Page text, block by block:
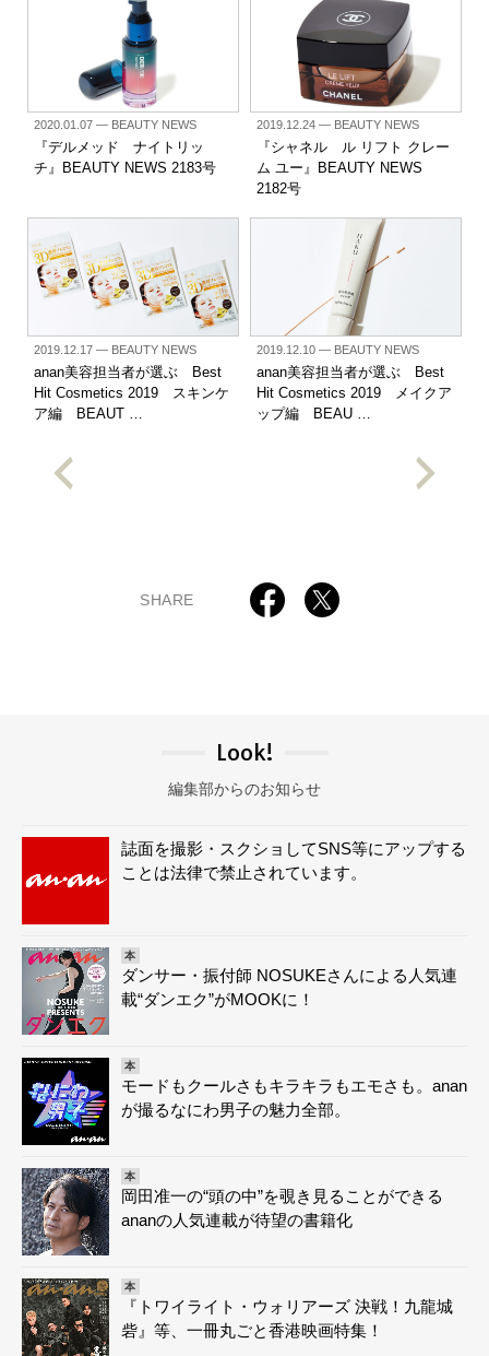
2020.01.07— BEAUTY NEWS
『デルメッド ナイトリッ
チ』BEAUTY NEWS 2183号
2019.12.24— BEAUTY NEWS
『シャネル ル リフト クレー
ム ユー』BEAUTY NEWS
2182号
2019.12.17— BEAUTY NEWS
anan美容担当者が選ぶ Best
Hit Cosmetics 2019 スキンケ
ア編 BEAUT …
2019.12.10— BEAUTY NEWS
anan美容担当者が選ぶ Best
Hit Cosmetics 2019 メイクア
ップ編 BEAU …
SHARE
Look!
編集部からのお知らせ
誌面を撮影・スクショしてSNS等にアップする
ことは法律で禁止されています。
本
ダンサー・振付師 NOSUKEさんによる人気連
載“ダンエク”がMOOKに！
本
モードもクールさもキラキラもエモさも。anan
が撮るなにわ男子の魅力全部。
本
岡田准一の“頭の中”を覗き見ることができる
ananの人気連載が待望の書籍化
本
『トワイライト・ウォリアーズ 決戦！九龍城
砦』等、一冊丸ごと香港映画特集！